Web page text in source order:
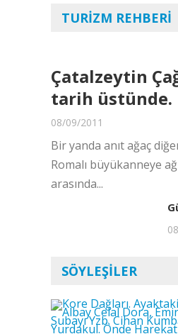
TURIZM REHBERI
Çatalzeytin
tarih üstünde.
08/09/2011
Bir yanda anıt ağaç
Romalı büyükanneye
arasında...
SÖYLEŞILER